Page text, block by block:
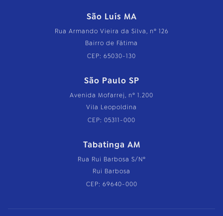
São Luís MA
Rua Armando Vieira da Silva, nº 126
Bairro de Fátima
CEP: 65030-130
São Paulo SP
Avenida Mofarrej, nº 1.200
Vila Leopoldina
CEP: 05311-000
Tabatinga AM
Rua Rui Barbosa S/Nº
Rui Barbosa
CEP: 69640-000